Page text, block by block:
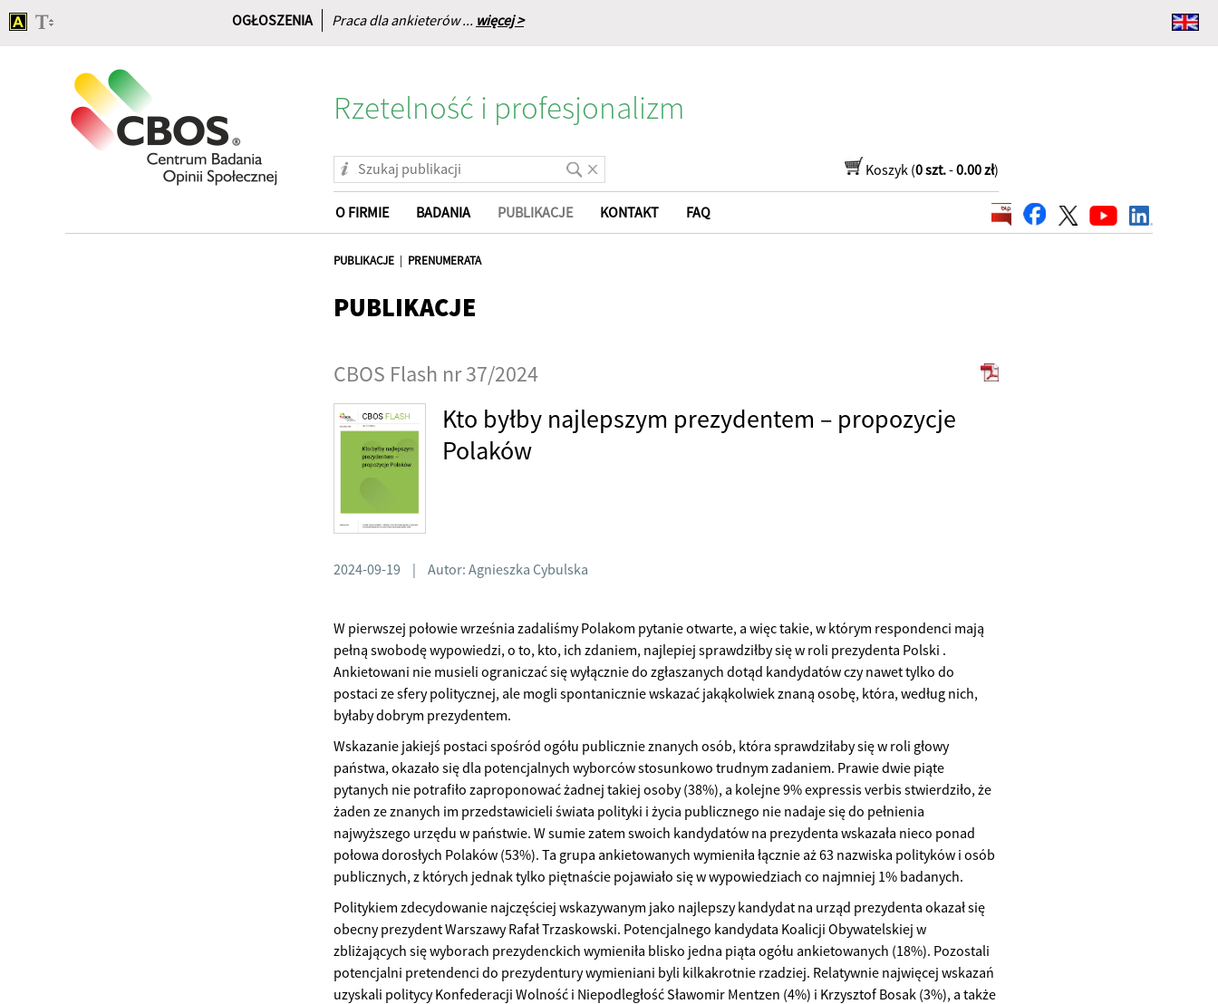
OGŁOSZENIA Praca dla ankieterów ... więcej >
główna
Rzetelność i profesjonalizm
Koszyk (0 szt.-0.00 zł)
O FIRMIE BADANIA PUBLIKACJE KONTAKT FAQ
PUBLIKACJE | PRENUMERATA
PUBLIKACJE
CBOS Flash nr 37/2024
Kto byłby najlepszym prezydentem – propozycje
Polaków
2024-09-19 | Autor: Agnieszka Cybulska
W pierwszej połowie września zadaliśmy Polakom pytanie otwarte, a więc takie, w którym respondenci mają
pełną swobodę wypowiedzi, o to, kto, ich zdaniem, najlepiej sprawdziłby się w roli prezydenta Polski .
Ankietowani nie musieli ograniczać się wyłącznie do zgłaszanych dotąd kandydatów czy nawet tylko do
postaci ze sfery politycznej, ale mogli spontanicznie wskazać jakąkolwiek znaną osobę, która, według nich,
byłaby dobrym prezydentem.
Wskazanie jakiejś postaci spośród ogółu publicznie znanych osób, która sprawdziłaby się w roli głowy
państwa, okazało się dla potencjalnych wyborców stosunkowo trudnym zadaniem. Prawie dwie piąte
pytanych nie potrafiło zaproponować żadnej takiej osoby (38%), a kolejne 9% expressis verbis stwierdziło, że
żaden ze znanych im przedstawicieli świata polityki i życia publicznego nie nadaje się do pełnienia
najwyższego urzędu w państwie. W sumie zatem swoich kandydatów na prezydenta wskazała nieco ponad
połowa dorosłych Polaków (53%). Ta grupa ankietowanych wymieniła łącznie aż 63 nazwiska polityków i osób
publicznych, z których jednak tylko piętnaście pojawiało się w wypowiedziach co najmniej 1% badanych.
Politykiem zdecydowanie najczęściej wskazywanym jako najlepszy kandydat na urząd prezydenta okazał się
obecny prezydent Warszawy Rafał Trzaskowski. Potencjalnego kandydata Koalicji Obywatelskiej w
zbliżających się wyborach prezydenckich wymieniła blisko jedna piąta ogółu ankietowanych (18%). Pozostali
potencjalni pretendenci do prezydentury wymieniani byli kilkakrotnie rzadziej. Relatywnie najwięcej wskazań
uzyskali politycy Konfederacji Wolność i Niepodległość Sławomir Mentzen (4%) i Krzysztof Bosak (3%), a także